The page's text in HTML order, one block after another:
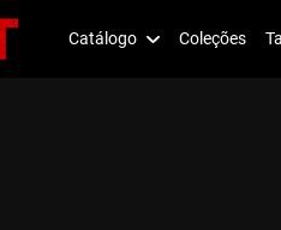
Catálogo Coleções